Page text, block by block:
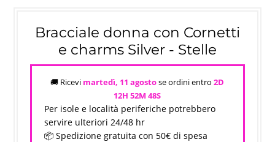
Bracciale donna con Cornetti
e charms Silver - Stelle
🚚 Ricevi martedì, 11 agostose ordini entro2D
12H 52M 47S
Per isole e località periferiche potrebbero
servire ulteriori 24/48 hr
📦 Spedizione gratuita con 50€ di spesa